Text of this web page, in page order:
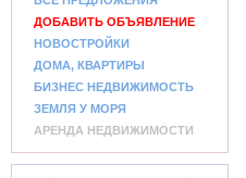
ДОБАВИТЬ ОБЪЯВЛЕНИЕ
НОВОСТРОЙКИ
ДОМА, КВАРТИРЫ
БИЗНЕС НЕДВИЖИМОСТЬ
ЗЕМЛЯ У МОРЯ
АРЕНДА НЕДВИЖИМОСТИ